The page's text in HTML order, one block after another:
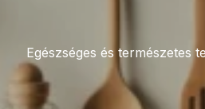
Egészséges és természetes